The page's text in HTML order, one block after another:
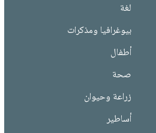
لغة
بيوغرافيا ومذكرات
أطفال
صحة
زراعة وحيوان
أساطير